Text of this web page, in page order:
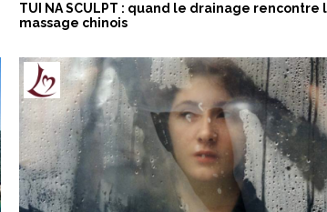
TUI NA SCULPT : quand le drainage rencontre
massage chinois